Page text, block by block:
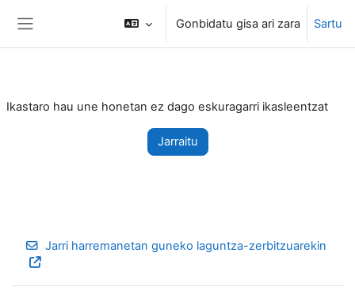
Joan eduki nagusira zuzenean
Gonbidatu gisa ari zara Sartu
Ikastaro hau une honetan ez dago eskuragarri ikasleentzat
Jarraitu
Jarri harremanetan guneko laguntza-zerbitzuarekin